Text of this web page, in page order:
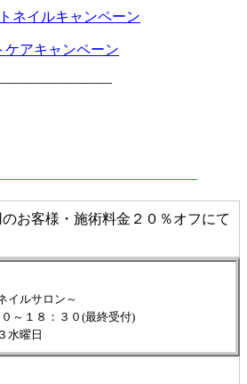
ネイルキャンペーン
アキャンペーン
お客様・施術料金２０％オフにて
イルサロン～
～１８：３０(最終受付)
水曜日